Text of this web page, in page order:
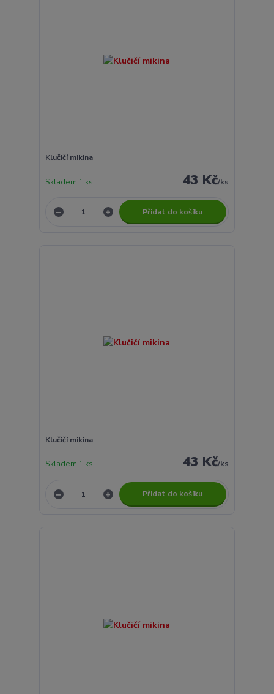
Klučičí mikina
43 Kč/ks
Skladem 1 ks
Přidat do košíku
Klučičí mikina
43 Kč/ks
Skladem 1 ks
Přidat do košíku